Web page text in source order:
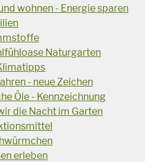
wohnen - Energie sparen
Naturgarten
- neue Zeichen
Öle - Kennzeichnung
die Nacht im Garten
erleben